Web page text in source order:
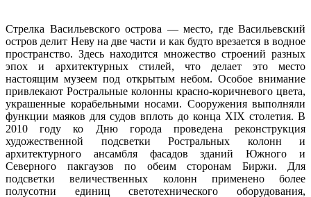
Стрелка Васильевского острова — место, где Васильевский
остров делит Неву на две части и как будто врезается в водное
пространство. Здесь находится множество строений разных
эпох и архитектурных стилей, что делает это место
настоящим музеем под открытым небом. Особое внимание
привлекают Ростральные колонны красно-коричневого цвета,
украшенные корабельными носами. Сооружения выполняли
функции маяков для судов вплоть до конца XIX столетия. В
2010 году ко Дню города проведена реконструкция
художественной подсветки Ростральных колонн и
архитектурного ансамбля фасадов зданий Южного и
Северного пакгаузов по обеим сторонам Биржи. Для
подсветки величественных колонн применено более
полусотни единиц светотехнического оборудования,